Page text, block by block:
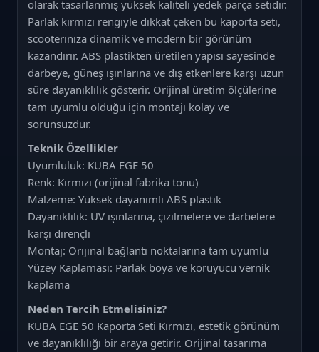
olarak tasarlanmış yüksek kaliteli yedek parça setidir.
Parlak kırmızı rengiyle dikkat çeken bu kaporta seti,
scooterınıza dinamik ve modern bir görünüm
kazandırır. ABS plastikten üretilen yapısı sayesinde
darbeye, güneş ışınlarına ve dış etkenlere karşı uzun
süre dayanıklılık gösterir. Orijinal üretim ölçülerine
tam uyumlu olduğu için montajı kolay ve
sorunsuzdur.
Teknik Özellikler
Uyumluluk: KUBA EGE 50
Renk: Kırmızı (orijinal fabrika tonu)
Malzeme: Yüksek dayanımlı ABS plastik
Dayanıklılık: UV ışınlarına, çizilmelere ve darbelere
karşı dirençli
Montaj: Orijinal bağlantı noktalarına tam uyumlu
Yüzey Kaplaması: Parlak boya ve koruyucu vernik
kaplama
Neden Tercih Etmelisiniz?
KUBA EGE 50 Kaporta Seti Kırmızı, estetik görünüm
ve dayanıklılığı bir araya getirir. Orijinal tasarıma